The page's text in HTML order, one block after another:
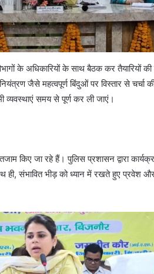
के अधिकारियों के साथ बैठक कर तैयारियों
जैसे महत्वपूर्ण बिंदुओं पर विस्तार से चर्चा
व्यवस्थाएं समय से पूर्ण कर ली जाएं।
किए जा रहे हैं। पुलिस प्रशासन द्वारा
ही, संभावित भीड़ को ध्यान में रखते हुए प्रवेश